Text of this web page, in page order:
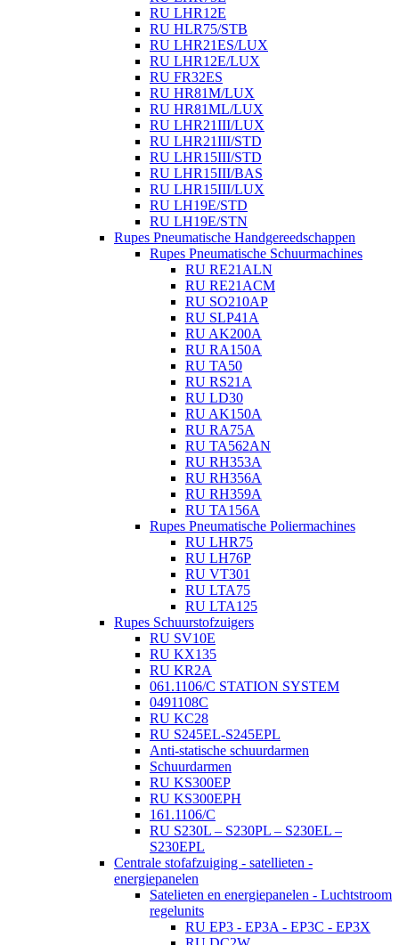
RU LHR12E
RU HLR75/STB
RU LHR21ES/LUX
RU LHR12E/LUX
RU FR32ES
RU HR81M/LUX
RU HR81ML/LUX
RU LHR21III/LUX
RU LHR21III/STD
RU LHR15III/STD
RU LHR15III/BAS
RU LHR15III/LUX
RU LH19E/STD
RU LH19E/STN
Rupes Pneumatische Handgereedschappen
Rupes Pneumatische Schuurmachines
RU RE21ALN
RU RE21ACM
RU SO210AP
RU SLP41A
RU AK200A
RU RA150A
RU TA50
RU RS21A
RU LD30
RU AK150A
RU RA75A
RU TA562AN
RU RH353A
RU RH356A
RU RH359A
RU TA156A
Rupes Pneumatische Poliermachines
RU LHR75
RU LH76P
RU VT301
RU LTA75
RU LTA125
Rupes Schuurstofzuigers
RU SV10E
RU KX135
RU KR2A
061.1106/C STATION SYSTEM
0491108C
RU KC28
RU S245EL-S245EPL
Anti-statische schuurdarmen
Schuurdarmen
RU KS300EP
RU KS300EPH
161.1106/C
RU S230L – S230PL – S230EL –
S230EPL
Centrale stofafzuiging - satellieten -
energiepanelen
Satelieten en energiepanelen - Luchtstroom
regelunits
RU EP3 - EP3A - EP3C - EP3X